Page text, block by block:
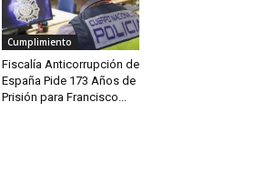
Cumplimiento
Fiscalía Anticorrupción de
España Pide 173 Años de
Prisión para Francisco...